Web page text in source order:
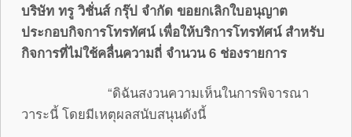
บริษัท ทรู วิชั่นส์ กรุ๊ป จำกัด ขอยกเลิกใบอนุญาต
ประกอบกิจการโทรทัศน์ เพื่อให้บริการโทรทัศน์ สำหรับ
กิจการที่ไม่ใช้คลื่นความถี่ จำนวน 6 ช่องรายการ
“ดิฉันสงวนความเห็นในการพิจารณา
วาระนี้ โดยมีเหตุผลสนับสนุนดังนี้